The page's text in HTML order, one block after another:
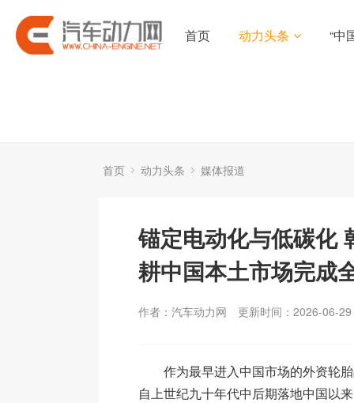
首页 动力头条 “中
首页 动力头条 媒体报道
锚定电动化与低碳化
耕中国本土市场完成
作者：汽车动力网 更新时间：2026-06-29
作为最早进入中国市场的外资轮
自上世纪九十年代中后期落地中国以